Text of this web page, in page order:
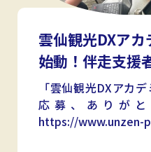
雲仙観光DXア
始動！伴走支援
「雲仙観光DXアカ
応募、ありが
https://www.unzen-